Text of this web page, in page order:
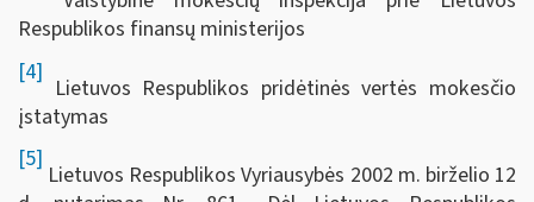
Respublikos finansų ministerijos
[4]
Lietuvos Respublikos pridėtinės vertės mokesčio
įstatymas
[5]
Lietuvos Respublikos Vyriausybės 2002 m. birželio 12